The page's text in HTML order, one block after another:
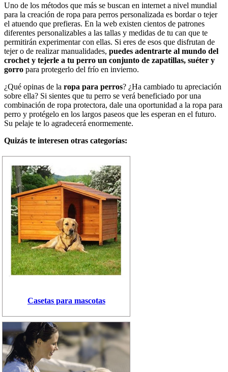
Uno de los métodos que más se buscan en internet a nivel mundial
para la creación de ropa para perros personalizada es bordar o tejer
el atuendo que prefieras. En la web existen cientos de patrones
diferentes personalizables a las tallas y medidas de tu can que te
permitirán experimentar con ellas. Si eres de esos que disfrutan de
tejer o de realizar manualidades, puedes adentrarte al mundo del
crochet y tejerle a tu perro un conjunto de zapatillas, suéter y
gorro para protegerlo del frío en invierno.
¿Qué opinas de la ropa para perros? ¿Ha cambiado tu apreciación
sobre ella? Si sientes que tu perro se verá beneficiado por una
combinación de ropa protectora, dale una oportunidad a la ropa para
perro y protégelo en los largos paseos que les esperan en el futuro.
Su pelaje te lo agradecerá enormemente.
Quizás te interesen otras categorías:
Casetas para mascotas